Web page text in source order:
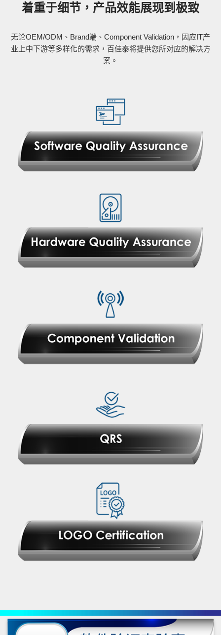
着重于细节，产品效能展现到极致
无论OEM/ODM、Brand端、Component Validation，因应IT产
业上中下游等多样化的需求，百佳泰将提供您所对应的解决方
案。